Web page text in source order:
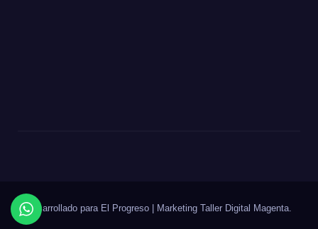
Desarrollado para El Progreso Marketing Taller Digital Magenta.